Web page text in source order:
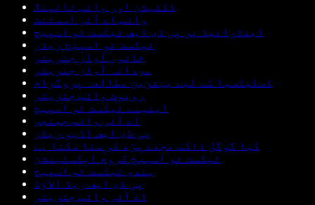
ڈکٹیشن اور وائس ٹائپنگ
وائس اے آئی اسسٹنٹ
اینڈرائیڈ پر پی ڈی ایف ٹیکسٹ ٹو اسپیچ
ٹیکسٹ ٹو اسپیچ ریڈر
خاتون آواز جنریٹر
مردانہ آواز جنریٹر
ڈسلیکسیا کے لیے بہترین مطالعہ پروگرام
روبوٹ وائس جنریٹر
اینیمے ٹیکسٹ ٹو اسپیچ
اے آئی وائس چینجر
پی ڈی ایف آڈیو ریڈر
کیا گوگل ڈاکس مجھے پڑھ کر سنا سکتا ہے
ٹیکسٹ ٹو اسپیچ کروم ایکسٹینشن
ہندی ٹیکسٹ ٹو اسپیچ
پی ڈی ایف ریڈ الاؤڈ
اے آئی وائس جنریٹر